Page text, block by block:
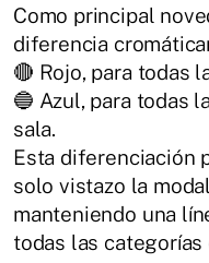
Como principal
diferencia
🔴 Rojo, para todas
🔵 Azul, para todas
sala.
Esta diferenciación
solo vistazo la
manteniendo una
todas las